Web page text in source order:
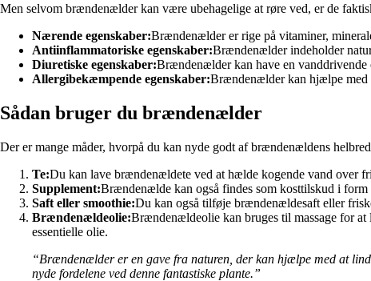
Men selvom brændenælder kan være ubehagelige at røre ved, er de
Nærende egenskaber:Brændenælder er rige på vitaminer,
Antiinflammatoriske egenskaber:Brændenælder indeholder
Diuretiske egenskaber:Brændenælder kan have en
Allergibekæmpende egenskaber:Brændenælder kan hjælpe med
Sådan bruger du brændenælder
Der er mange måder, hvorpå du kan nyde godt af brændenældens
Te:Du kan lave brændenældete ved at hælde kogende vand over
Supplement:Brændenælde kan også findes som kosttilskud i form
Saft eller smoothie:Du kan også tilføje brændenældesaft eller
Brændenældeolie:Brændenældeolie kan bruges til massage for
essentielle olie.
“Brændenælder er en gave fra naturen, der kan hjælpe med at
nyde fordelene ved denne fantastiske plante.”